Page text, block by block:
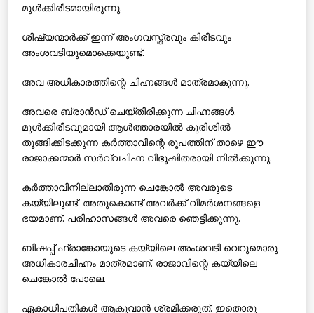
മുള്‍ക്കിരീടമായിരുന്നു.
ശിഷ്യന്മാര്‍ക്ക് ഇന്ന് അംഗവസ്ത്രവും കിരീടവും
അംശവടിയുമൊക്കെയുണ്ട്.
അവ അധികാരത്തിന്റെ ചിഹ്നങ്ങള്‍ മാത്രമാകുന്നു.
അവരെ ബ്രാന്‍ഡ് ചെയ്തിരിക്കുന്ന ചിഹ്നങ്ങള്‍.
മുള്‍ക്കിരീടവുമായി ആള്‍ത്താരയില്‍ കുരിശില്‍
തൂങ്ങിക്കിടക്കുന്ന കര്‍ത്താവിന്റെ രൂപത്തിന് താഴെ ഈ
രാജാക്കന്മാര്‍ സര്‍വ്വചിഹ്ന വിഭൂഷിതരായി നില്‍ക്കുന്നു.
കര്‍ത്താവിനില്ലാതിരുന്ന ചെങ്കോല്‍ അവരുടെ
കയ്യിലുണ്ട്. അതുകൊണ്ട് അവര്‍ക്ക് വിമര്‍ശനങ്ങളെ
ഭയമാണ്. പരിഹാസങ്ങള്‍ അവരെ ഞെട്ടിക്കുന്നു.
ബിഷപ്പ് ഫ്രാങ്കോയുടെ കയ്യിലെ അംശവടി വെറുമൊരു
അധികാരചിഹ്നം മാത്രമാണ്. രാജാവിന്റെ കയ്യിലെ
ചെങ്കോല്‍ പോലെ.
ഏകാധിപതികള്‍ ആകുവാന്‍ ശ്രമിക്കരുത്. ഇതൊരു